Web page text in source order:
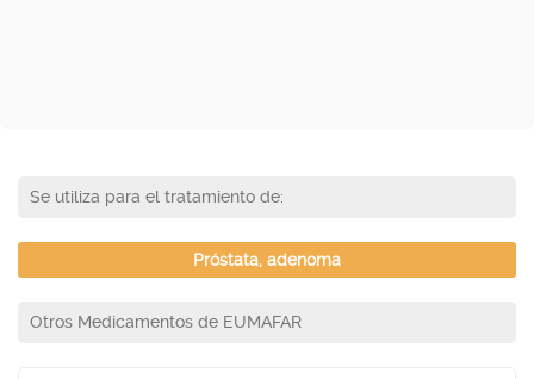
Se utiliza para el tratamiento de:
Próstata, adenoma
Otros Medicamentos de EUMAFAR